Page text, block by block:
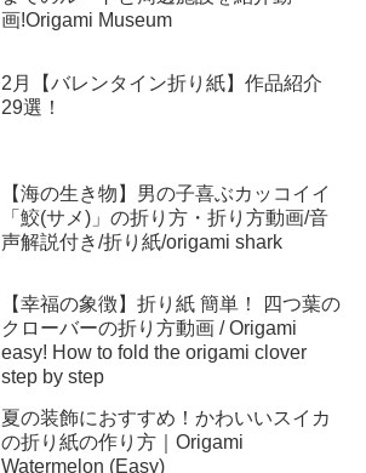
画!Origami Museum
2月【バレンタイン折り紙】作品紹介
29選！
【海の生き物】男の子喜ぶカッコイイ
「鮫(サメ)」の折り方・折り方動画/音
声解説付き/折り紙/origami shark
【幸福の象徴】折り紙 簡単！ 四つ葉の
クローバーの折り方動画 / Origami
easy! How to fold the origami clover
step by step
夏の装飾におすすめ！かわいいスイカ
の折り紙の作り方｜Origami
Watermelon (Easy)